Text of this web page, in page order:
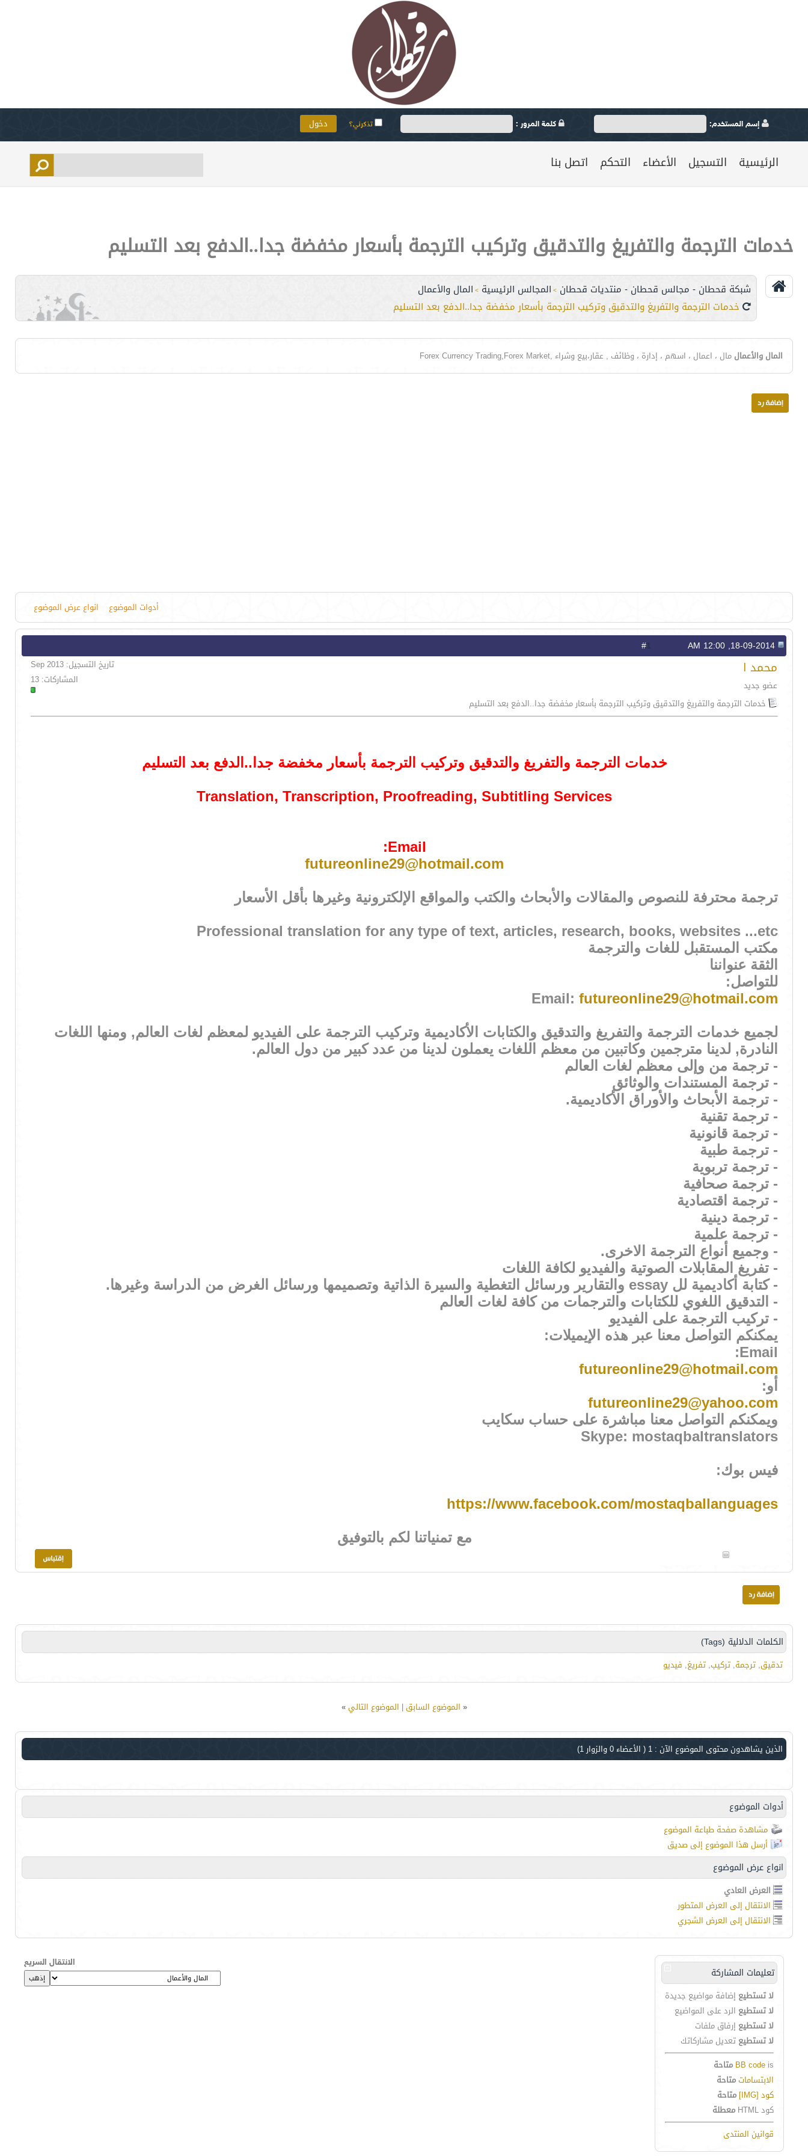
إسم المستخدم: كلمة المرور : تذكرني؟
الرئيسية التسجيل الأعضاء التحكم اتصل بنا
خدمات الترجمة والتفريغ والتدقيق وتركيب الترجمة بأسعار مخفضة جدا..الدفع بعد التسليم
شبكة قحطان - مجالس قحطان - منتديات قحطان > المجالس الرئيسية > المال والأعمال
خدمات الترجمة والتفريغ والتدقيق وتركيب الترجمة بأسعار مخفضة جدا..الدفع بعد التسليم
المال والأعمال مال ، اعمال ، اسهم ، إدارة ، وظائف , عقار،بيع وشراء ,Forex Currency Trading,Forex Market
أدوات الموضوع انواع عرض الموضوع
1
محمد ا
عضو جديد
تاريخ التسجيل: Sep 2013
المشاركات: 13
خدمات الترجمة والتفريغ والتدقيق وتركيب الترجمة بأسعار مخفضة جدا..الدفع بعد التسليم
خدمات الترجمة والتفريغ والتدقيق وتركيب الترجمة بأسعار مخفضة جدا..الدفع بعد التسليم
Translation, Transcription, Proofreading, Subtitling Services
Email:
futureonline29@hotmail.com
ترجمة محترفة للنصوص والمقالات والأبحاث والكتب والمواقع الإلكترونية وغيرها بأقل الأسعار
Professional translation for any type of text, articles, research, books, websites ...etc
مكتب المستقبل للغات والترجمة
الثقة عنواننا
للتواصل:
Email: futureonline29@hotmail.com
لجميع خدمات الترجمة والتفريغ والتدقيق والكتابات الأكاديمية وتركيب الترجمة على الفيديو لمعظم لغات العالم, ومنها اللغات
النادرة, لدينا مترجمين وكاتبين من معظم اللغات يعملون لدينا من عدد كبير من دول العالم.
- ترجمة من وإلى معظم لغات العالم
- ترجمة المستندات والوثائق
- ترجمة الأبحاث والأوراق الأكاديمية.
- ترجمة تقنية
- ترجمة قانونية
- ترجمة طبية
- ترجمة تربوية
- ترجمة صحافية
- ترجمة اقتصادية
- ترجمة دينية
- ترجمة علمية
- وجميع أنواع الترجمة الاخرى.
- تفريغ المقابلات الصوتية والفيديو لكافة اللغات
- كتابة أكاديمية لل essay والتقارير ورسائل التغطية والسيرة الذاتية وتصميمها ورسائل الغرض من الدراسة وغيرها.
- التدقيق اللغوي للكتابات والترجمات من كافة لغات العالم
- تركيب الترجمة على الفيديو
يمكنكم التواصل معنا عبر هذه الإيميلات:
Email:
futureonline29@hotmail.com
أو:
futureonline29@yahoo.com
ويمكنكم التواصل معنا مباشرة على حساب سكايب
Skype: mostaqbaltranslators
فيس بوك:
https://www.facebook.com/mostaqballanguages
مع تمنياتنا لكم بالتوفيق
الكلمات الدلالية (Tags)
تدقيق, ترجمة, تركيب, تفريغ, فيديو
« الموضوع السابق| الموضوع التالي»
الذين يشاهدون محتوى الموضوع الآن : 1 ( الأعضاء 0 والزوار 1)
أدوات الموضوع
مشاهدة صفحة طباعة الموضوع
أرسل هذا الموضوع إلى صديق
انواع عرض الموضوع
العرض العادي
الانتقال إلى العرض المتطور
الانتقال إلى العرض الشجري
تعليمات المشاركة
لا تستطيع إضافة مواضيع جديدة
لا تستطيع الرد على المواضيع
لا تستطيع إرفاق ملفات
لا تستطيع تعديل مشاركاتك
BB code is
متاحة
الابتساماتمتاحة
كود [IMG]
متاحة
كود HTML
معطلة
قوانين المنتدى
الانتقال السريع